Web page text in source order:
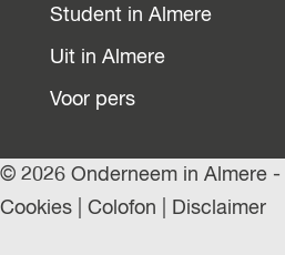
Student in Almere
Uit in Almere
Voor pers
© 2026 Onderneem in Almere -
Cookies
Colofon Disclaimer